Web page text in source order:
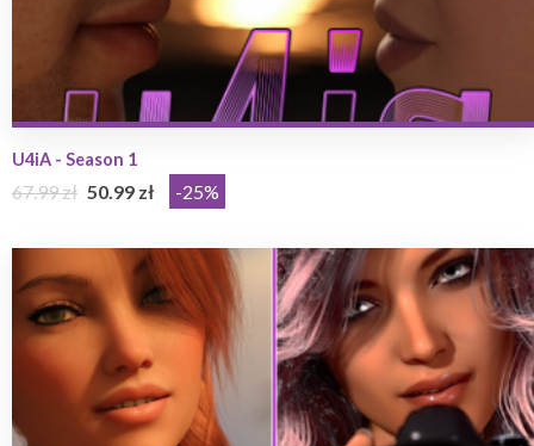
U4iA - Season 1
67.99 zł 50.99 zł -25%